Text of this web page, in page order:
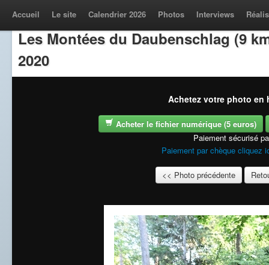
Accueil Le site Calendrier 2026 Photos Interviews
Les Montées du Daubenschlag (9
2020
Achetez votre photo en
Acheter le fichier numérique (5 euros)
Paiement sécurisé
Paiement par chèque cliquez
<< Photo précédente